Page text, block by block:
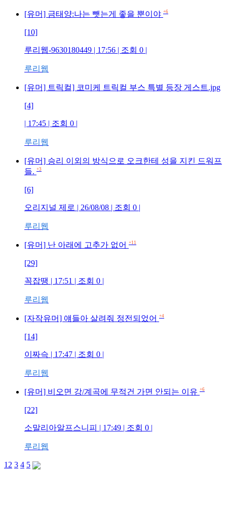
[유머] 금태양:나는 뺏는게 좋을 뿐이야 +6
[10]
루리웹-9630180449 | 17:56 | 조회 0 |
루리웹
[유머] 트릭컬] 코미케 트릭컬 부스 특별 등장 게스트.jpg
[4]
| 17:45 | 조회 0 |
루리웹
[유머] 승리 이외의 방식으로 오크한테 성을 지킨 드워프
들. +3
[6]
오리지널 제로 | 26/08/08 | 조회 0 |
루리웹
[유머] 난 아래에 고추가 없어 +11
[29]
꼭잡땡 | 17:51 | 조회 0 |
루리웹
[자작유머] 얘들아 살려줘 정전되었어 +4
[14]
이짜슥 | 17:47 | 조회 0 |
루리웹
[유머] 비오면 강/계곡에 무적건 가면 안되는 이유 +6
[22]
소말리아알프스니피 | 17:49 | 조회 0 |
루리웹
1 2 3 4 5